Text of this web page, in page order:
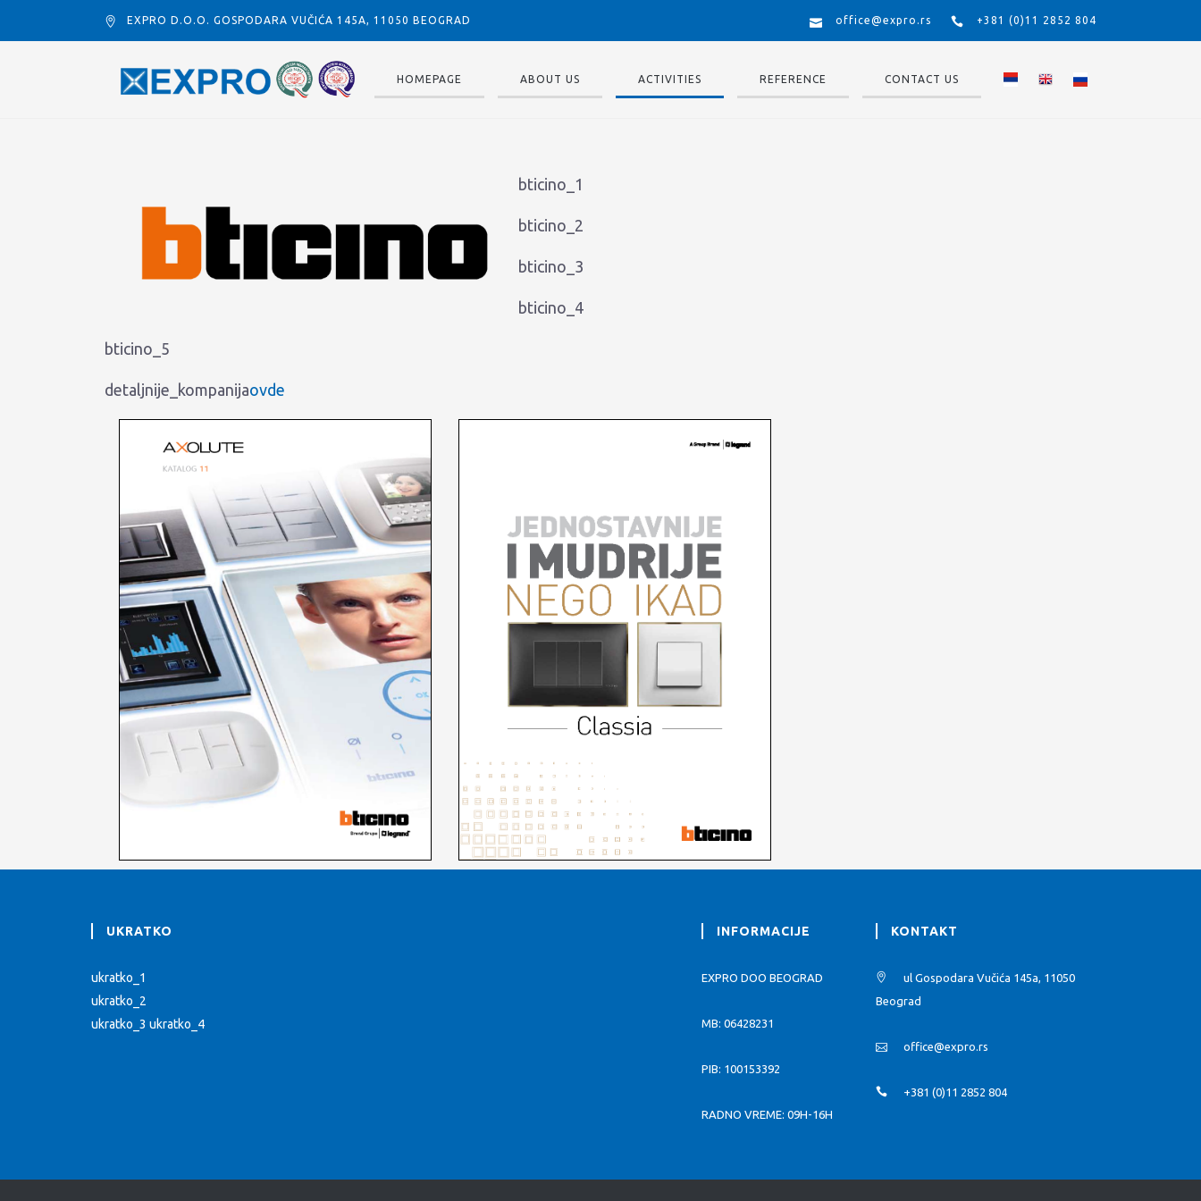
EXPRO D.O.O. GOSPODARA VUČIĆA 145A, 11050 BEOGRAD office@expro.rs +381 (0)11 2852 804
HOMEPAGE ABOUT US ACTIVITIES REFERENCE CONTACT US
bticino_1
bticino_2
bticino_3
bticino_4
bticino_5
detaljnije_kompanijaovde
UKRATKO
ukratko_1
ukratko_2
ukratko_3 ukratko_4
INFORMACIJE
EXPRO DOO BEOGRAD
MB: 06428231
PIB: 100153392
RADNO VREME: 09H-16H
KONTAKT
ul Gospodara Vučića 145a, 11050
Beograd
office@expro.rs
+381 (0)11 2852 804